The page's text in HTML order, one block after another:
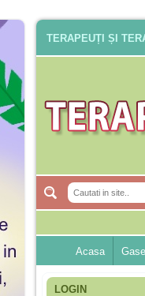
TERAPEUȚI ȘI
Acasa
LOGIN